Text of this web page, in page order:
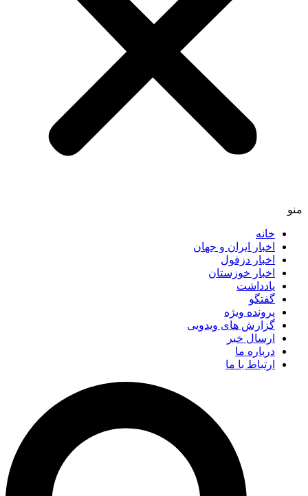
خانه
اخبار ایران و جهان
اخبار دزفول
اخبار خوزستان
یادداشت
گفتگو
پرونده ویژه
گزارش های ویدویی
ارسال خبر
درباره ما
ارتباط با ما